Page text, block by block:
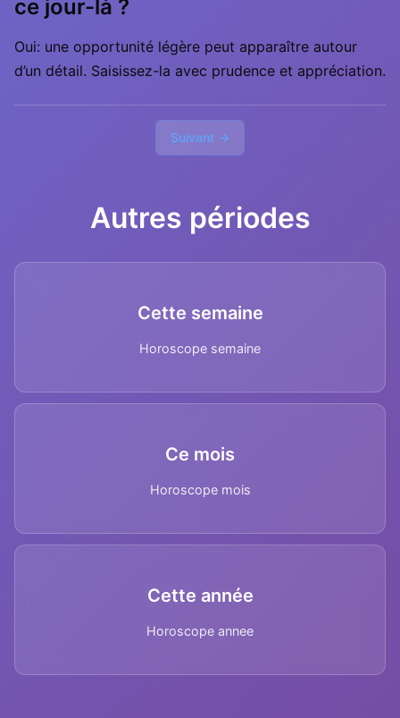
ce jour-là ?
Oui: une opportunité légère peut apparaître autour
d’un détail. Saisissez-la avec prudence et appréciation.
Suivant →
Autres périodes
Cette semaine
Horoscope semaine
Ce mois
Horoscope mois
Cette année
Horoscope annee